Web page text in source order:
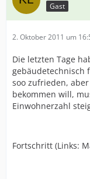
Gast
2. Oktober 2011 um
Die letzten Tage
gebäudetechnisch
soo zufrieden,
bekommen will,
Einwohnerzahl
Fortschritt (Links: